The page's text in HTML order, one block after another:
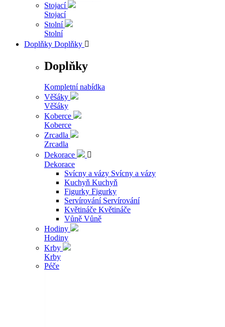
Stojací
Stojací
Stolní
Stolní
Doplňky Doplňky 
Doplňky
Kompletní nabídka
Věšáky
Věšáky
Koberce
Koberce
Zrcadla
Zrcadla
Dekorace

Dekorace
Svícny a vázy Svícny a vázy
Kuchyň Kuchyň
Figurky Figurky
Servírování Servírování
Květináče Květináče
Vůně Vůně
Hodiny
Hodiny
Krby
Krby
Péče